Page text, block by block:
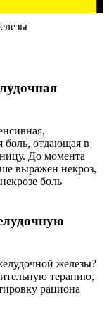
боль, отдающая в
До момента
выражен некроз,
боль
железы?
терапию,
рациона